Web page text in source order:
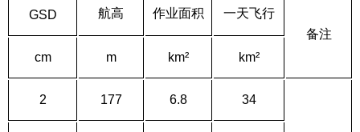
GSD 航高 作业面积
一天飞行
备注
cm
m km² km²
2 177 6.8 34